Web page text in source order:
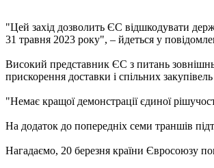
"Цей захід дозволить ЄС відшкодувати
31 травня 2023 року", – йдеться у
Високий представник ЄС з питань
прискорення доставки і спільних
"Немає кращої демонстрації єдиної
На додаток до попередніх семи траншів
Нагадаємо, 20 березня країни Євросоюзу